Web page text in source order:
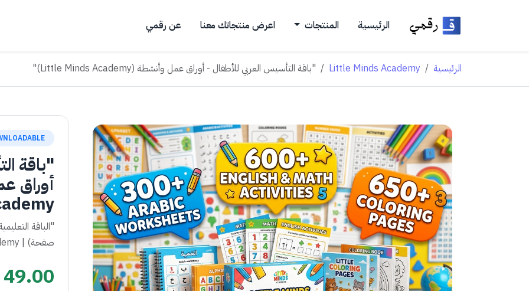
الرئيسية المنتجات اعرض منتجاتك معنا عن رقمي
الرئيسية Little Minds Academy "باقة التأسيس العربي للأطفال - أوراق عمل وأنشطة (Little Minds Academy)"
"باقة
صفحة) | Little Minds Academy"
49.00